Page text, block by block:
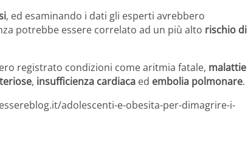
, ed esaminando i dati gli esperti avrebbero
potrebbe essere correlato ad un più alto rischio di
registrato condizioni come aritmia fatale, malattie
, insufficienza cardiaca ed embolia polmonare.
adolescenti-e-obesita-per-dimagrire-i-